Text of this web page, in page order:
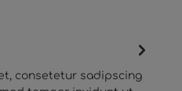
consetetur sadipscing